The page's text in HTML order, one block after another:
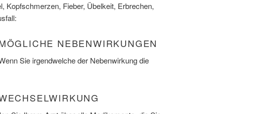
Kopfschmerzen, Fieber, Übelkeit, Erbrechen,
NEBENWIRKUNGEN
Sie irgendwelche der Nebenwirkung die